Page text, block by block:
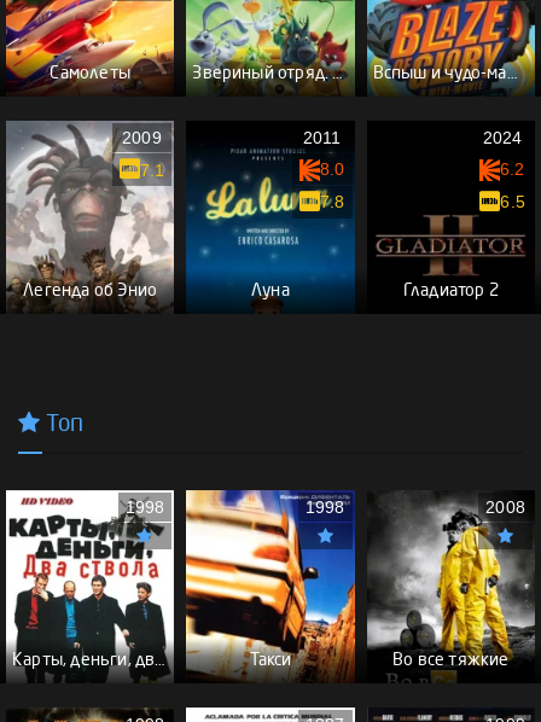
Самолеты Звериный отряд. Код Марко Поло Вспыш и чудо-машинки
Легенда об Энио
2009
7.1
Луна
2011
8.0
7.8
Гладиатор 2
2024
6.2
6.5
Топ
Карты, деньги, два ствола - (Перевод Гоблина)
1998
Такси
1998
Во все тяжкие
2008